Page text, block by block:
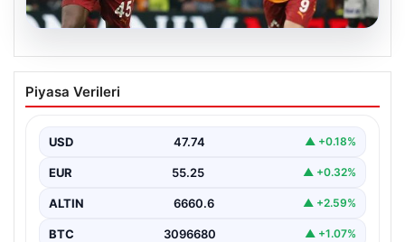
Osimhen’den Icardi tepkisi! Yönetimin o
teklifini reddetti
Piyasa Verileri
USD 47.74 ▲ +0.18%
EUR 55.25 ▲ +0.32%
ALTIN 6660.6 ▲ +2.59%
BTC 3096680 ▲ +1.07%